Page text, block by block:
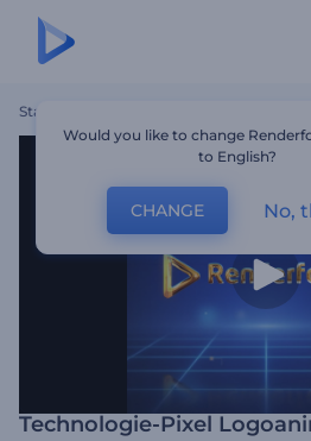
Startseite
Technologie-Pixel
Would you like to change
to English?
CHANGE No,